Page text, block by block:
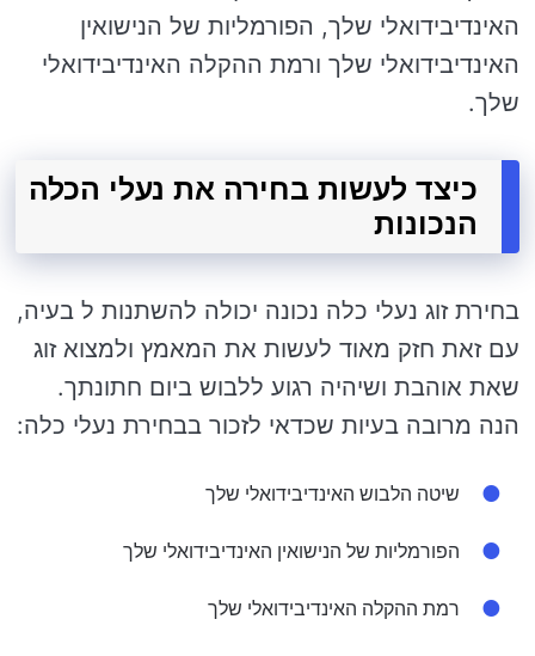
האינדיבידואלי שלך, הפורמליות של הנישואין
האינדיבידואלי שלך ורמת ההקלה האינדיבידואלי
שלך.
כיצד לעשות בחירה את נעלי הכלה
הנכונות
בחירת זוג נעלי כלה נכונה יכולה להשתנות ל בעיה,
עם זאת חזק מאוד לעשות את המאמץ ולמצוא זוג
שאת אוהבת ושיהיה רגוע ללבוש ביום חתונתך.
הנה מרובה בעיות שכדאי לזכור בבחירת נעלי כלה:
שיטה הלבוש האינדיבידואלי שלך
הפורמליות של הנישואין האינדיבידואלי שלך
רמת ההקלה האינדיבידואלי שלך